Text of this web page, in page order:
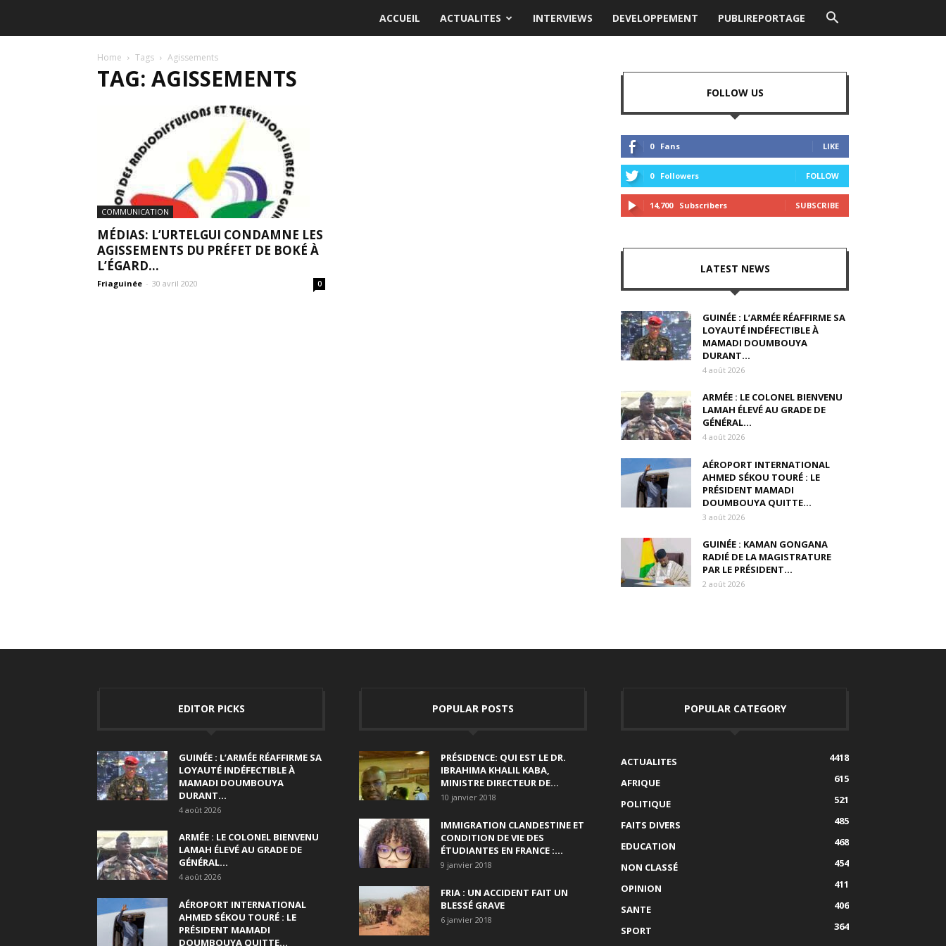
ACCUEIL ACTUALITES INTERVIEWS DEVELOPPEMENT PUBLIREPORTAGE
Home Tags Agissements
TAG: AGISSEMENTS
COMMUNICATION
MÉDIAS: L’URTELGUI CONDAMNE LES
AGISSEMENTS DU PRÉFET DE BOKÉ À
L’ÉGARD...
Friaguinée - 30 avril 2020 0
FOLLOW US
0 Fans LIKE
0 Followers FOLLOW
14,700 Subscribers SUBSCRIBE
LATEST NEWS
GUINÉE : L’ARMÉE RÉAFFIRME SA
LOYAUTÉ INDÉFECTIBLE À
MAMADI DOUMBOUYA
DURANT...
4 août 2026
ARMÉE : LE COLONEL BIENVENU
LAMAH ÉLEVÉ AU GRADE DE
GÉNÉRAL...
4 août 2026
AÉROPORT INTERNATIONAL
AHMED SÉKOU TOURÉ : LE
PRÉSIDENT MAMADI
DOUMBOUYA QUITTE...
3 août 2026
GUINÉE : KAMAN GONGANA
RADIÉ DE LA MAGISTRATURE
PAR LE PRÉSIDENT...
2 août 2026
EDITOR PICKS
GUINÉE : L’ARMÉE RÉAFFIRME SA
LOYAUTÉ INDÉFECTIBLE À
MAMADI DOUMBOUYA
DURANT...
4 août 2026
ARMÉE : LE COLONEL BIENVENU
LAMAH ÉLEVÉ AU GRADE DE
GÉNÉRAL...
4 août 2026
AÉROPORT INTERNATIONAL
AHMED SÉKOU TOURÉ : LE
PRÉSIDENT MAMADI
DOUMBOUYA QUITTE...
POPULAR POSTS
PRÉSIDENCE: QUI EST LE DR.
IBRAHIMA KHALIL KABA,
MINISTRE DIRECTEUR DE...
10 janvier 2018
IMMIGRATION CLANDESTINE ET
CONDITION DE VIE DES
ÉTUDIANTES EN FRANCE :...
9 janvier 2018
FRIA : UN ACCIDENT FAIT UN
BLESSÉ GRAVE
6 janvier 2018
POPULAR CATEGORY
ACTUALITES
4418
AFRIQUE
615
POLITIQUE
521
FAITS DIVERS
485
EDUCATION
468
NON CLASSÉ
454
OPINION
411
SANTE
406
SPORT
364